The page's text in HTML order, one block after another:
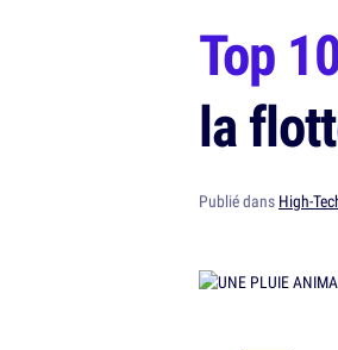
Top
la
Publié dans High-